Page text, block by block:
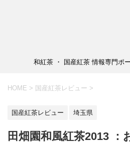
和紅茶 ・ 国産紅茶 情報専門ポ
HOME > 国産紅茶レビュー >
国産紅茶レビュー 埼玉県
田畑園和風紅茶2013